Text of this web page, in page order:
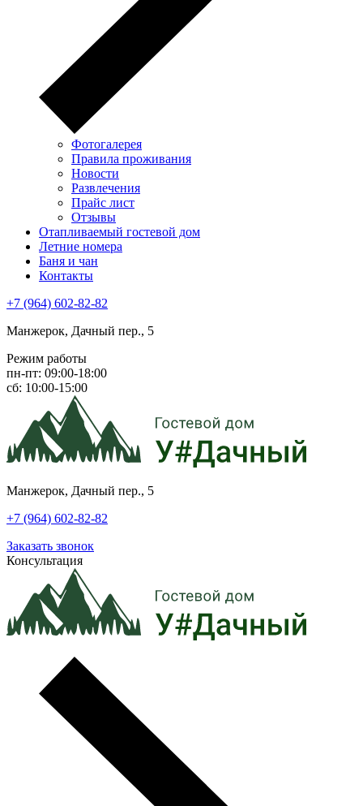
Фотогалерея
Правила проживания
Новости
Развлечения
Прайс лист
Отзывы
Отапливаемый гостевой дом
Летние номера
Баня и чан
Контакты
+7 (964) 602-82-82
Манжерок, Дачный пер., 5
Режим работы
пн-пт: 09:00-18:00
сб: 10:00-15:00
Манжерок, Дачный пер., 5
+7 (964) 602-82-82
Заказать звонок
Консультация